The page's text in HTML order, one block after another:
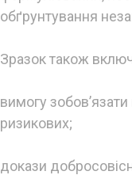
обґрунтування
Зразок також
вимогу
ризикових;
докази